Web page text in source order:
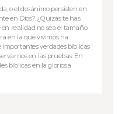
o el desánimo persisten en
en Dios? ¿Quizás te has
realidad no sea el tamaño
en la que vivimos ha
verdades bíblicas
en las pruebas. En
bíblicas en la gloriosa